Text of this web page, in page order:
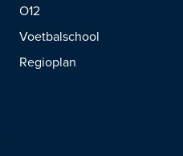
O12
Voetbalschool
Regioplan